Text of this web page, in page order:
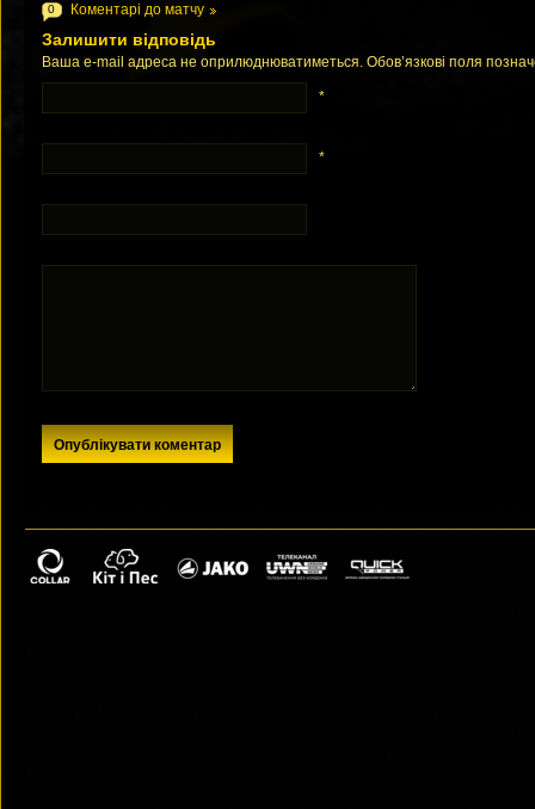
0 Коментарі до матчу
Залишити відповідь
Ваша e-mail адреса не оприлюднюватиметься. Обов’язкові поля
*
*